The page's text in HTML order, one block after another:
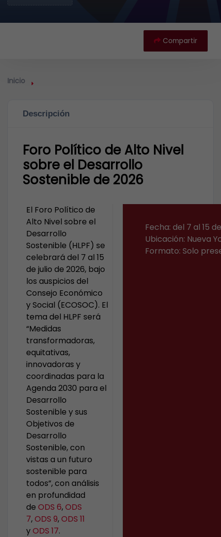
Compartir
Inicio
Descripción
Foro Político de Alto Nivel
sobre el Desarrollo
Sostenible de 2026
El Foro Político de
Alto Nivel sobre el
Desarrollo
Sostenible (HLPF) se
celebrará del 7 al 15
de julio de 2026, bajo
los auspicios del
Consejo Económico
y Social (ECOSOC). El
tema del HLPF será
“Medidas
transformadoras,
equitativas,
innovadoras y
coordinadas para la
Agenda 2030 para el
Desarrollo
Sostenible y sus
Objetivos de
Desarrollo
Sostenible, con
vistas a un futuro
sostenible para
todos”, con análisis
en profundidad
de ODS 6,ODS
7,ODS 9,ODS 11
yODS 17.
Fecha: del 7 al 15
Ubicación: Nueva
Formato: Solo